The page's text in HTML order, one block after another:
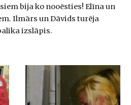
bija ko nooēsties! Elīna un
Ilmārs un Dāvids turēja
izslāpis.